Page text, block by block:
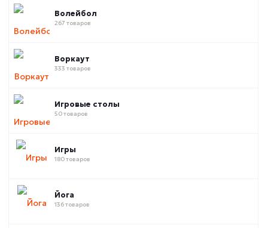
Волейбол
267 товаров
Воркаут
333 товаров
Игровые столы
50 товаров
Игры
180 товаров
Йога
136 товаров